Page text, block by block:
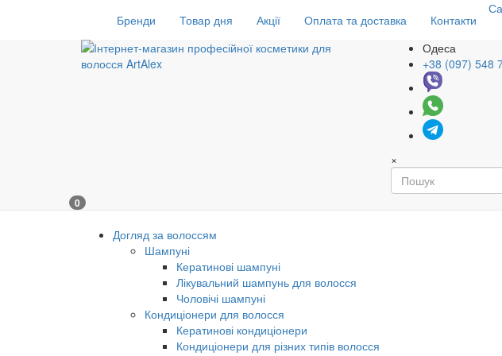
Бренди Товар дня Акції Оплата та доставка Контакти
Одеса
+38 (097) 548
×
0
Догляд за волоссям
Шампуні
Кератинові шампуні
Лікувальний шампунь для волосся
Чоловічі шампуні
Кондиціонери для волосся
Кератинові кондиціонери
Кондиціонери для різних типів волосся